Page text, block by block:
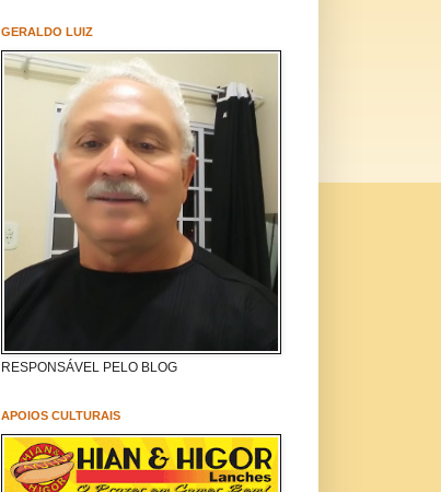
GERALDO LUIZ
RESPONSÁVEL PELO BLOG
APOIOS CULTURAIS